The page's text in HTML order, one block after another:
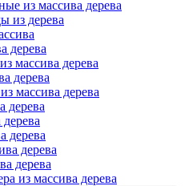
из массива дерева
из дерева
дерева
массива дерева
дерева
массива дерева
дерева
дерева
дерева
дерева
из массива дерева